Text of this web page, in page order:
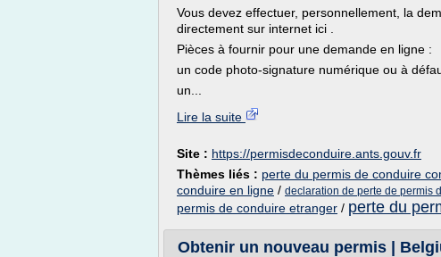
Vous devez effectuer, personnellement, la
directement sur internet ici .
Pièces à fournir pour une demande en ligne :
un code photo-signature numérique ou à
un...
Lire la suite
Site : https://permisdeconduire.ants.gouv.fr
Thèmes liés : perte du permis de conduire
conduire en ligne / declaration de perte de permis
permis de conduire etranger / perte du
Obtenir un nouveau permis |